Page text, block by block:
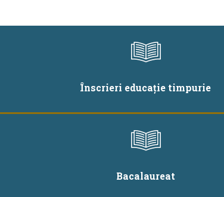
Înscrieri educație timpurie
Bacalaureat